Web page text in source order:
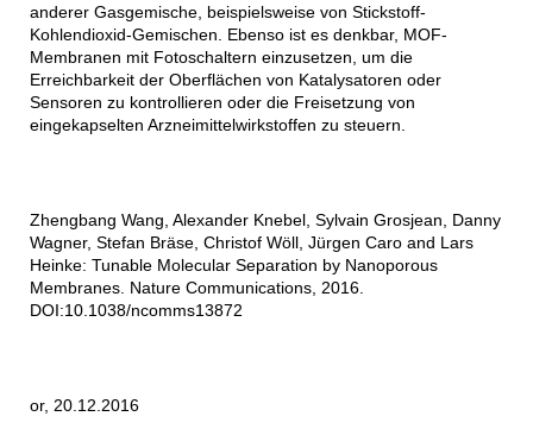
anderer Gasgemische, beispielsweise von Stickstoff-
Kohlendioxid-Gemischen. Ebenso ist es denkbar, MOF-
Membranen mit Fotoschaltern einzusetzen, um die
Erreichbarkeit der Oberflächen von Katalysatoren oder
Sensoren zu kontrollieren oder die Freisetzung von
eingekapselten Arzneimittelwirkstoffen zu steuern.
Zhengbang Wang, Alexander Knebel, Sylvain Grosjean, Danny
Wagner, Stefan Bräse, Christof Wöll, Jürgen Caro and Lars
Heinke: Tunable Molecular Separation by Nanoporous
Membranes. Nature Communications, 2016.
DOI:10.1038/ncomms13872
or, 20.12.2016